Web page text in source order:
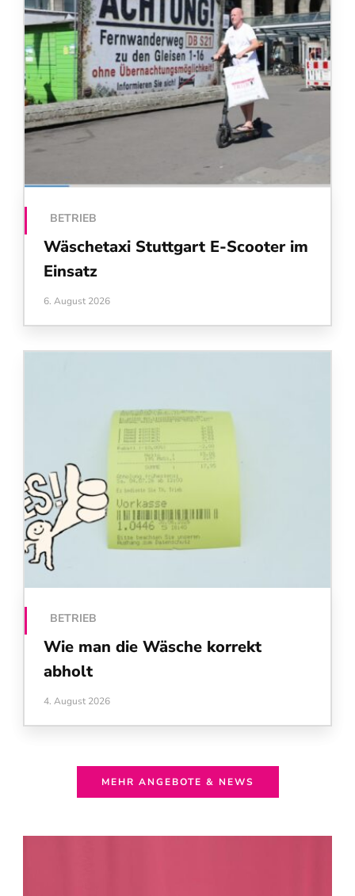
BETRIEB
Wäschetaxi Stuttgart E-Scooter im
Einsatz
6. August 2026
BETRIEB
Wie man die Wäsche korrekt
abholt
4. August 2026
MEHR ANGEBOTE & NEWS